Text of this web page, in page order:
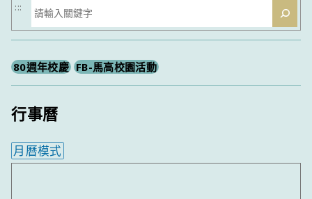
搜
尋
:::
80週年校慶 FB-馬高校園活動
行事曆
月曆模式